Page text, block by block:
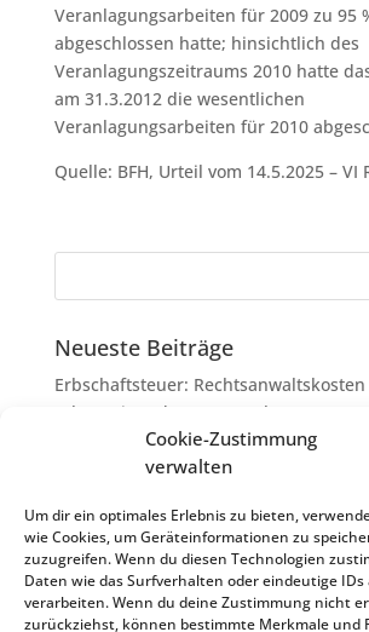
Cookie-Zustimmung
verwalten
Um dir ein optimales Erlebnis zu bieten,
wie Cookies, um Geräteinformationen zu
zuzugreifen. Wenn du diesen Technologien
Daten wie das Surfverhalten oder eindeutige IDs
verarbeiten. Wenn du deine Zustimmung nicht
zurückziehst, können bestimmte Merkmale und
Veranlagungsarbeiten für 2009 zu 95
abgeschlossen hatte; hinsichtlich des
Veranlagungszeitraums 2010 hatte
am 31.3.2012 die wesentlichen
Veranlagungsarbeiten für 2010
Quelle: BFH, Urteil vom 14.5.2025 – VI
Neueste Beiträge
Erbschaftsteuer:
Erbauseinandersetzung als
Nachlassverbindlichkeiten
Umsatzsteuer-Umrechnungskurse Juli
Keine Steuerfreiheit eines sog.
bei Mutterkapitalgesellschaft
Schenkungsteuer: Zinssatz von 5,5 %
Bewertung von Leibrenten